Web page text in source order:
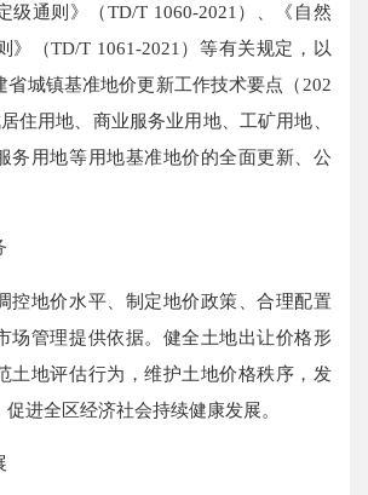
级通则》（TD/T 1060-2021）、《自然
》（TD/T 1061-2021）等有关规定，以
省城镇基准地价更新工作技术要点（202
住用地、商业服务业用地、工矿用地、
务用地等用地基准地价的全面更新、公
地价水平、制定地价政策、合理配置
场管理提供依据。健全土地出让价格形
土地评估行为，维护土地价格秩序，发
进全区经济社会持续健康发展。